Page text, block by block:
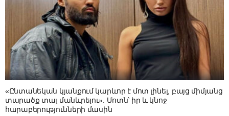
«Ընտանեկան կյանքում կարևոր է մոտ լինել, բայց միմյանց
տարածք տալ մանևրելու». Մոտն՝ իր և կնոջ
հարաբերությունների մասին